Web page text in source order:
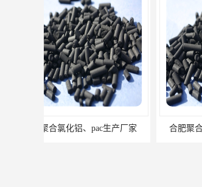
合肥聚合氯化铝、pac生产厂家